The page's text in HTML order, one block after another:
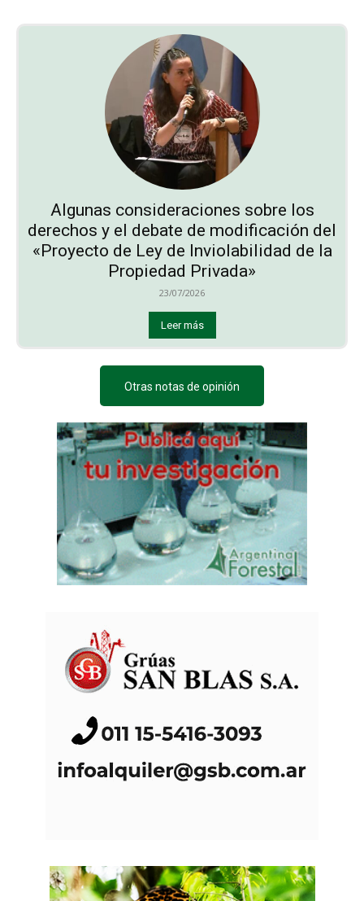
Algunas consideraciones sobre los
derechos y el debate de modificación del
«Proyecto de Ley de Inviolabilidad de la
Propiedad Privada»
23/07/2026
Leer más
Otras notas de opinión